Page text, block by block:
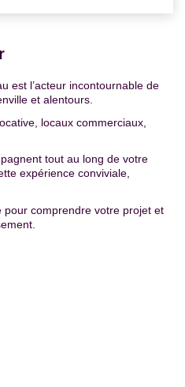
est l’acteur incontournable de
et alentours.
locaux commerciaux,
tout au long de votre
expérience conviviale,
comprendre votre projet et